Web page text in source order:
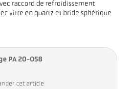
raccord de refroidissement
vitre en quartz et bride sphérique
PA 20-058
cet article